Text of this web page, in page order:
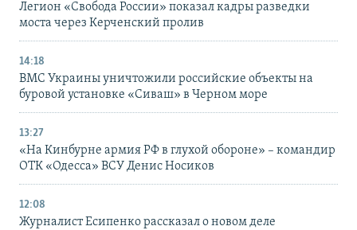
Легион «Свобода России» показал кадры разведки
моста через Керченский пролив
14:18
ВМС Украины уничтожили российские объекты на
буровой установке «Сиваш» в Черном море
13:27
«На Кинбурне армия РФ в глухой обороне» – командир
ОТК «Одесса» ВСУ Денис Носиков
12:08
Журналист Есипенко рассказал о новом деле